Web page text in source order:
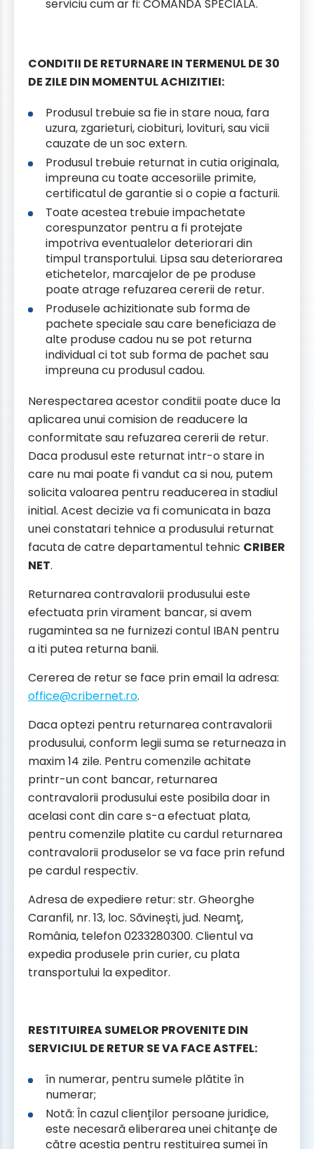
serviciu cum ar fi: COMANDĂ SPECIALĂ.
CONDITII DE RETURNARE IN TERMENUL DE 30
DE ZILE DIN MOMENTUL ACHIZITIEI:
Produsul trebuie sa fie in stare noua, fara
uzura, zgarieturi, ciobituri, lovituri, sau vicii
cauzate de un soc extern.
Produsul trebuie returnat in cutia originala,
impreuna cu toate accesoriile primite,
certificatul de garantie si o copie a facturii.
Toate acestea trebuie impachetate
corespunzator pentru a fi protejate
impotriva eventualelor deteriorari din
timpul transportului. Lipsa sau deteriorarea
etichetelor, marcajelor de pe produse
poate atrage refuzarea cererii de retur.
Produsele achizitionate sub forma de
pachete speciale sau care beneficiaza de
alte produse cadou nu se pot returna
individual ci tot sub forma de pachet sau
impreuna cu produsul cadou.
Nerespectarea acestor conditii poate duce la
aplicarea unui comision de readucere la
conformitate sau refuzarea cererii de retur.
Daca produsul este returnat intr-o stare in
care nu mai poate fi vandut ca si nou, putem
solicita valoarea pentru readucerea in stadiul
initial. Acest decizie va fi comunicata in baza
unei constatari tehnice a produsului returnat
facuta de catre departamentul tehnic CRIBER
NET.
Returnarea contravalorii produsului este
efectuata prin virament bancar, si avem
rugamintea sa ne furnizezi contul IBAN pentru
a iti putea returna banii.
Cererea de retur se face prin email la adresa:
office@cribernet.ro.
Daca optezi pentru returnarea contravalorii
produsului, conform legii suma se returneaza in
maxim 14 zile. Pentru comenzile achitate
printr-un cont bancar, returnarea
contravalorii produsului este posibila doar in
acelasi cont din care s-a efectuat plata,
pentru comenzile platite cu cardul returnarea
contravalorii produselor se va face prin refund
pe cardul respectiv.
Adresa de expediere retur: str. Gheorghe
Caranfil, nr. 13, loc. Săvinești, jud. Neamț,
România, telefon 0233280300. Clientul va
expedia produsele prin curier, cu plata
transportului la expeditor.
RESTITUIREA SUMELOR PROVENITE DIN
SERVICIUL DE RETUR SE VA FACE ASTFEL:
în numerar, pentru sumele plătite în
numerar;
Notă: În cazul clienților persoane juridice,
este necesară eliberarea unei chitanțe de
către aceștia pentru restituirea sumei în